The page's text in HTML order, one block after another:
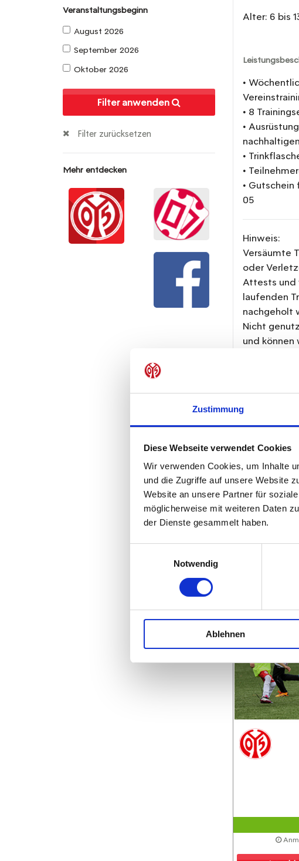
Zustimmung
Diese Webseite verwendet Cookies
Wir verwenden Cookies, um Inhalte
und die Zugriffe auf unsere Website
Website an unsere Partner für
möglicherweise mit weiteren Daten
der Dienste gesammelt haben.
Notwendig
Ablehnen
Veranstaltungsbeginn
August 2026
September 2026
Oktober 2026
Filter anwenden
Filter zurücksetzen
Mehr entdecken
Alter: 6 bis
•
• 8
•
•
•
• Gutschein
05
Hinweis:
Versäumte
oder
Attests und
laufenden
nachgeholt
Nicht
und
Diese